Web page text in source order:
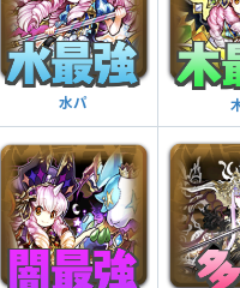
分と同じ属性のドロップを12個以上
、攻撃力が12倍になる
ル封印攻撃を無効化することがある
分と同じ属性のドロップを3×3の正方
力がアップ（3.5倍）し、ダメージ無
力タイプの敵に対して攻撃力がアップ
の覚醒が発動した敵に対してダメー
分と同じ属性のドロップを3×3の正方
力がアップ（3.5倍）し、ダメージ無
500アップする
水パ